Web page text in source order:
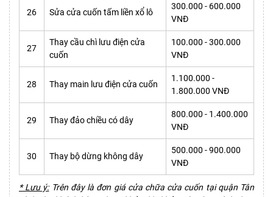
26 Sửa cửa cuốn tấm liền xổ lô
300.000 - 600.000
VNĐ
27
Thay cầu chì lưu điện cửa
cuốn
100.000 - 300.000
VNĐ
28 Thay main lưu điện cửa cuốn
1.100.000 -
1.800.000 VNĐ
29 Thay đảo chiều có dây
800.000 - 1.400.000
VNĐ
30 Thay bộ dừng không dây
500.000 - 900.000
VNĐ
* Lưu ý:Trên đây là đơn giá cửa chữa cửa cuốn tại quận Tân